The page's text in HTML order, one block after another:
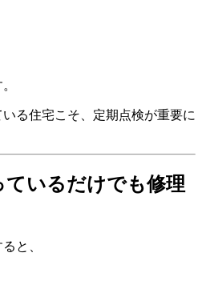
る住宅こそ、定期点検が重要に
いるだけでも修理
と、